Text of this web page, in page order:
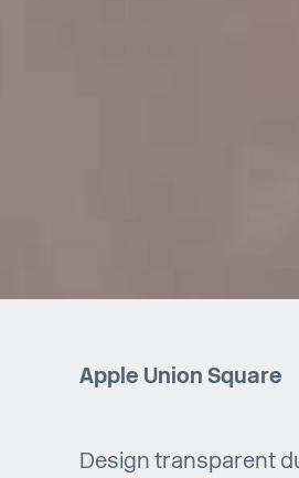
Apple Union Square
Design transparent